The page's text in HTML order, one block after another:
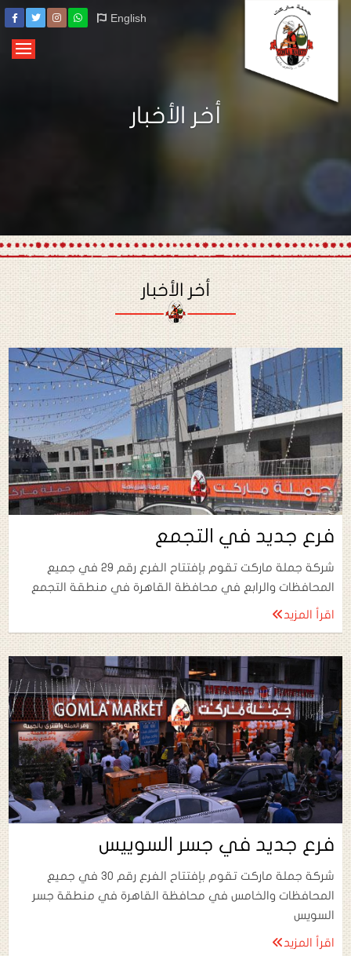
English
أخر الأخبار
أخر الأخبار
فرع جديد في التجمع
المحافظات والرابع في محافظة القاهرة في منطقة التجمع
اقرأ المزيد
فرع جديد في جسر السوييس
شركة جملة ماركت تقوم بإفتتاح الفرع رقم 30 في جميع
المحافظات والخامس في محافظة القاهرة في منطقة جسر
السويس
اقرأ المزيد